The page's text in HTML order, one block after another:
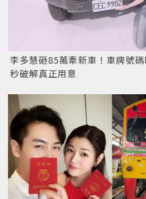
李多慧砸85萬牽新車！車牌號
秒破解真正用意